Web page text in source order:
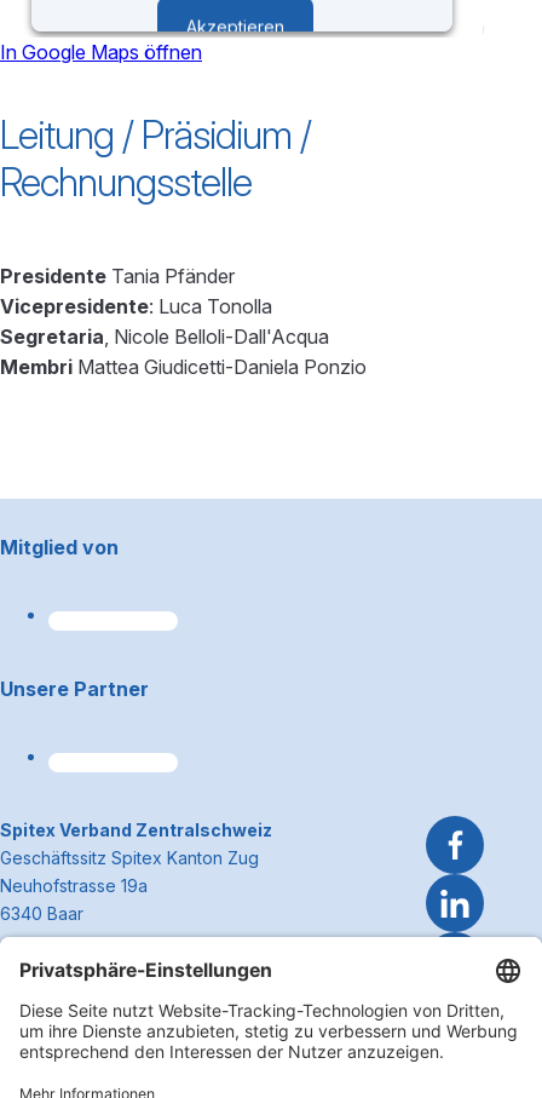
Akzeptieren
Management Platform
In Google Maps öffnen
Leitung / Präsidium /
Rechnungsstelle
Presidente Tania Pfänder
Vicepresidente: Luca Tonolla
Segretaria, Nicole Belloli-Dall'Acqua
Membri Mattea Giudicetti-Daniela Ponzio
Footerbereich
Mitglied von
Unsere Partner
~Kontaktinformationen
Spitex Verband Zentralschweiz
Geschäftssitz Spitex Kanton Zug
Neuhofstrasse 19a
6340 Baar
Telefon 041 362 27 37
info@spitexzentralschweiz.ch